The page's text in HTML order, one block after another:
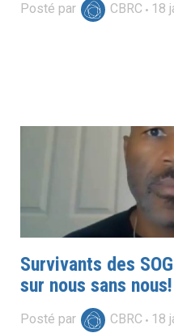
Posté par CBRC 18
Survivants des
sur nous sans nous!
Posté par CBRC 18